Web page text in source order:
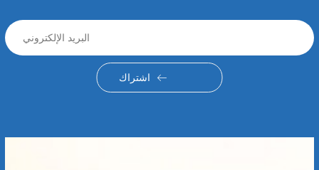
اشتراك